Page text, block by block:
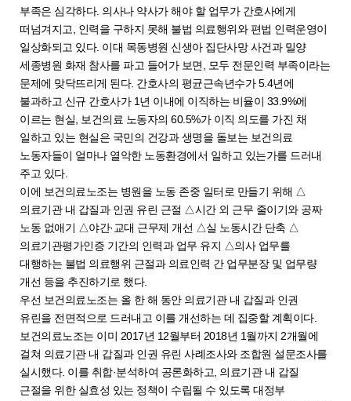
부족은 심각하다. 의사나 약사가 해야 할 업무가 간호사에게
떠넘겨지고, 인력을 구하지 못해 불법 의료행위와 편법 인력운영이
일상화되고 있다. 이대 목동병원 신생아 집단사망 사건과 밀양
세종병원 화재 참사를 파고 들어가 보면, 모두 전문인력 부족이라는
문제에 맞닥뜨리게 된다. 간호사의 평균근속년수가 5.4년에
불과하고 신규 간호사가 1년 이내에 이직하는 비율이 33.9%에
이르는 현실, 보건의료 노동자의 60.5%가 이직 의도를 가진 채
일하고 있는 현실은 국민의 건강과 생명을 돌보는 보건의료
노동자들이 얼마나 열악한 노동환경에서 일하고 있는가를 드러내
주고 있다.
이에 보건의료노조는 병원을 노동 존중 일터로 만들기 위해 △
의료기관 내 갑질과 인권 유린 근절 △시간 외 근무 줄이기와 공짜
노동 없애기 △야간·교대 근무제 개선 △실 노동시간 단축 △
의료기관평가인증 기간의 인력과 업무 유지 △의사 업무를
대행하는 불법 의료행위 근절과 의료인력 간 업무분장 및 업무량
개선 등을 추진하기로 했다.
우선 보건의료노조는 올 한 해 동안 의료기관 내 갑질과 인권
유린을 전면적으로 드러내고 이를 개선하는 데 집중할 계획이다.
보건의료노조는 이미 2017년 12월부터 2018년 1월까지 2개월에
걸쳐 의료기관 내 갑질과 인권 유린 사례조사와 조합원 설문조사를
실시했다. 이를 취합·분석하여 공론화하고, 의료기관 내 갑질
근절을 위한 실효성 있는 정책이 수립될 수 있도록 대정부